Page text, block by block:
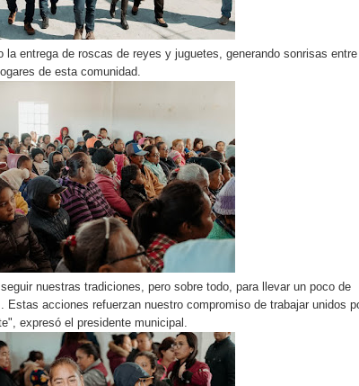
entrega de roscas de reyes y juguetes, generando sonrisas entre
de esta comunidad.
nuestras tradiciones, pero sobre todo, para llevar un poco de
Estas acciones refuerzan nuestro compromiso de trabajar unidos
expresó el presidente municipal.